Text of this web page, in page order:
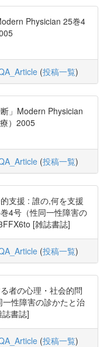
Physician 25巻4
(投稿一覧)
」Modern Physician
）2005
(投稿一覧)
支援 : 誰の,何を支援
4号（性同一性障害の
[雑誌書誌]
(投稿一覧)
者の心理・社会的問
性障害の診かたと治
書誌]
(投稿一覧)